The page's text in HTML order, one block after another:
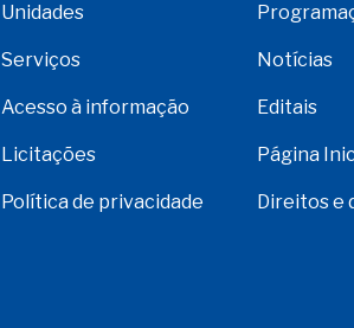
Unidades
Serviços Notícias
Acesso à informação Editais
Licitações Página
Política de privacidade Direitos e